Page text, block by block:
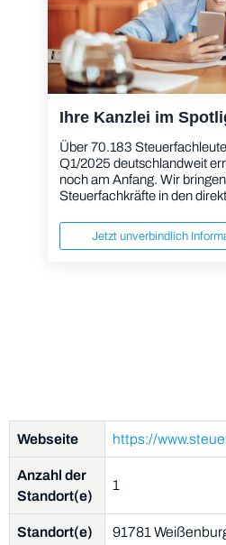
Ihre Kanzlei im
Über 70.183
Q1/2025 deutschlandweit
noch am Anfang. Wir
Steuerfachkräfte in den
Jetzt unverbindlich
Webseite https://
Anzahl der
Standort(e)
1
Standort(e) 91781